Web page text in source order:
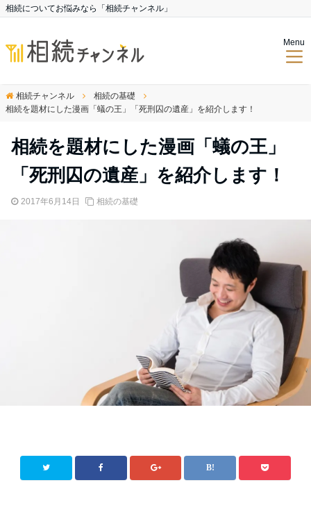
相続についてお悩みなら「相続チャンネル」
Menu
相続チャンネル
相続の基礎
相続を題材にした漫画「蟻の王」「死刑囚の遺産」を紹介します！
相続を題材にした漫画「蟻の王」
「死刑囚の遺産」を紹介します！
2017年6月14日 相続の基礎